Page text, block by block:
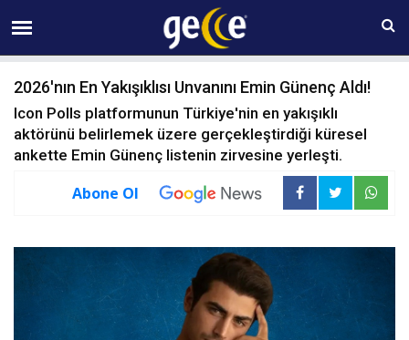
07 AĞUSTOS Cuma 13:58
2026'nın En Yakışıklısı Unvanını Emin Günenç Aldı!
Icon Polls platformunun Türkiye'nin en yakışıklı
aktörünü belirlemek üzere gerçekleştirdiği küresel
ankette Emin Günenç listenin zirvesine yerleşti.
Abone Ol